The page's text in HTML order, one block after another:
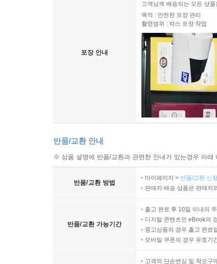
포장 안내
고객님께 배송되는 모든 상
목적 : 안전한 포장 관리
촬영범위 : 박스 포장 작업
반품/교환 안내
※ 상품 설명에 반품/교환과 관련한 안내가 있는경우 아
반품/교환 방법
마이페이지 > 반품/교환 신
판매자 배송 상품은 판매자
반품/교환 가능기간
출고 완료 후 10일 이내의
디지털 콘텐츠인 eBook의
중고상품의 경우 출고 완료
모바일 쿠폰의 경우 유효기
고객의 단순변심 및 착오구